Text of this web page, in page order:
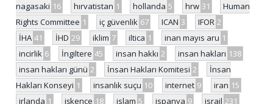
nagasaki 16 hırvatistan 1 hollanda 5 hrw 31
Human
Rights Committee 1 iç güvenlik 67 ICAN 3 IFOR 2
İHA 41 İHD 29 iklim 7 iltica 1 inan mayıs aru 1
incirlik 6 İngiltere 45 insan hakkı 2 insan hakları 138
insan hakları günü 2 İnsan Hakları Komitesi 2
İnsan
Hakları Konseyi 1 insanlık suçu 10 internet 9 iran 15
irlanda 1 işkence 18 islam 5 ispanya 9 israil 231